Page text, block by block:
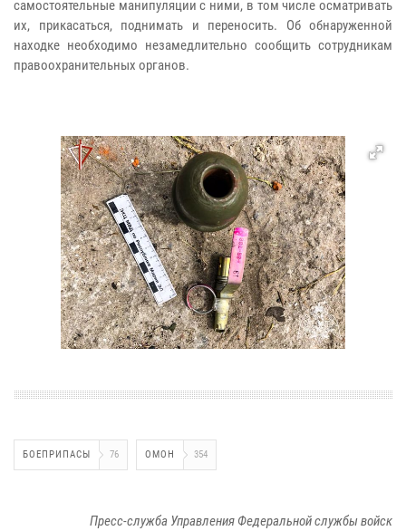
самостоятельные манипуляции с ними, в том числе осматривать
их, прикасаться, поднимать и переносить. Об обнаруженной
находке необходимо незамедлительно сообщить сотрудникам
правоохранительных органов.
БОЕПРИПАСЫ 76 ОМОН 354
Пресс-служба Управления Федеральной службы войск